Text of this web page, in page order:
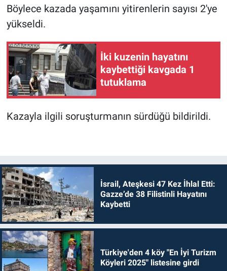
Böylece kazada yaşamını yitirenlerin sayısı 2'ye
yükseldi.
İki kuzenin hayatını
kaybettiği kavgada 1
tutuklama
Kazayla ilgili soruşturmanın sürdüğü bildirildi.
İsrail, Ateşkesi 47 Kez İhlal Etti:
Gazze’de 38 Filistinli Hayatını
Kaybetti
Türkiye'den 4 köy "En İyi Turizm
Köyleri 2025" listesine girdi